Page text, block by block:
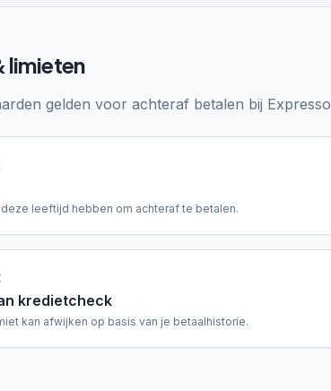
limieten
gelden voor achteraf betalen bij Expresso
leeftijd hebben om achteraf te betalen.
kredietcheck
kan afwijken op basis van je betaalhistorie.